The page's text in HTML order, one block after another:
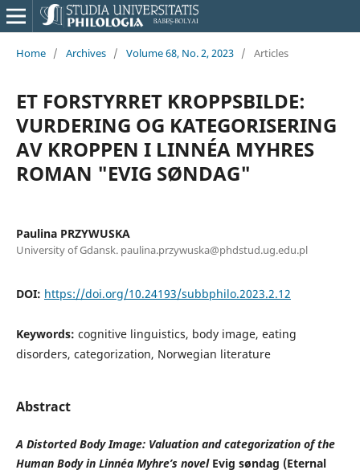
Home / Archives / Volume 68, No. 2, 2023 / Articles
ET FORSTYRRET KROPPSBILDE:
VURDERING OG KATEGORISERING
AV KROPPEN I LINNÉA MYHRES
ROMAN "EVIG SØNDAG"
Paulina PRZYWUSKA
University of Gdansk. paulina.przywuska@phdstud.ug.edu.pl
DOI: https://doi.org/10.24193/subbphilo.2023.2.12
Keywords: cognitive linguistics, body image, eating
disorders, categorization, Norwegian literature
Abstract
A Distorted Body Image: Valuation and categorization of the
HumanBody in Linnéa Myhre’s novel Evig søndag (Eternal